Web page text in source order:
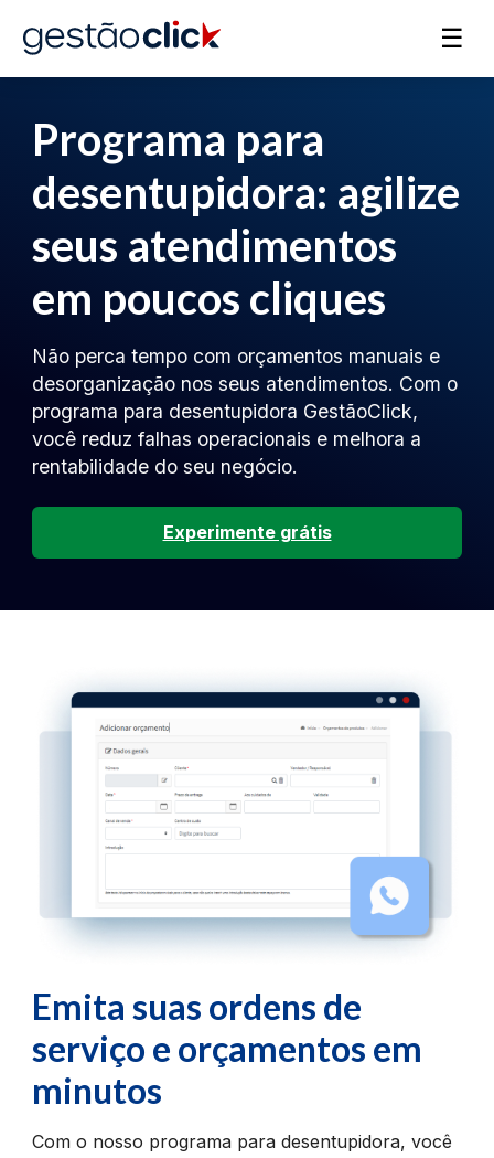
☰
Programa para
desentupidora: agilize
seus atendimentos
em poucos cliques
Não perca tempo com orçamentos manuais e
desorganização nos seus atendimentos. Com o
programa para desentupidora GestãoClick,
você reduz falhas operacionais e melhora a
rentabilidade do seu negócio.
Experimente grátis
Emita suas ordens de
serviço e orçamentos em
minutos
Com o nosso programa para desentupidora, você